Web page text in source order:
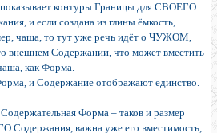
контуры Границы для СВОЕГО
и если создана из глины ёмкость,
чаша, то тут уже речь идёт о ЧУЖОМ,
внешнем Содержании, что может вместить
как Форма.
и Содержание отображают единство.
Форма – таков и размер
Содержания, важна уже его вместимость,